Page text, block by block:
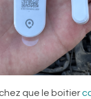
que le boitier